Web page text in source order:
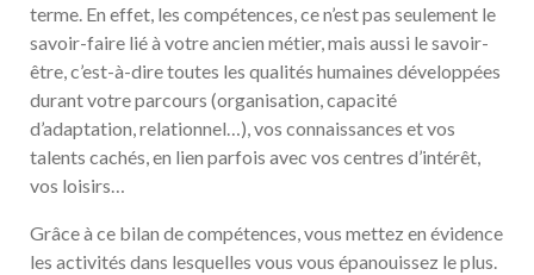
terme. En effet, les compétences, ce n’est pas seulement le
savoir-faire lié à votre ancien métier, mais aussi le savoir-
être, c’est-à-dire toutes les qualités humaines développées
durant votre parcours (organisation, capacité
d’adaptation, relationnel…), vos connaissances et vos
talents cachés, en lien parfois avec vos centres d’intérêt,
vos loisirs…
Grâce à ce bilan de compétences, vous mettez en évidence
les activités dans lesquelles vous vous épanouissez le plus.